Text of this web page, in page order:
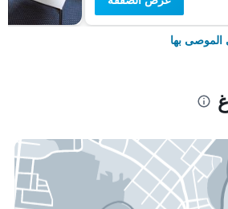
الموصى بها